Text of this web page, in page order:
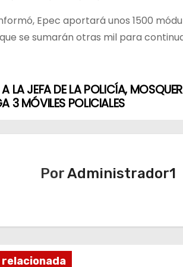
Epec aportará unos 1500
se sumarán otras mil para
LA JEFA DE LA POLICÍA,
3 MÓVILES POLICIALES
PorAdministrador1